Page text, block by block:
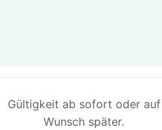
Gültigkeit ab sofort oder auf
Wunsch später.